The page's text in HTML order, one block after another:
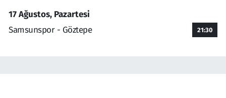
17 Ağustos, Pazartesi
Samsunspor - Göztepe
21:30